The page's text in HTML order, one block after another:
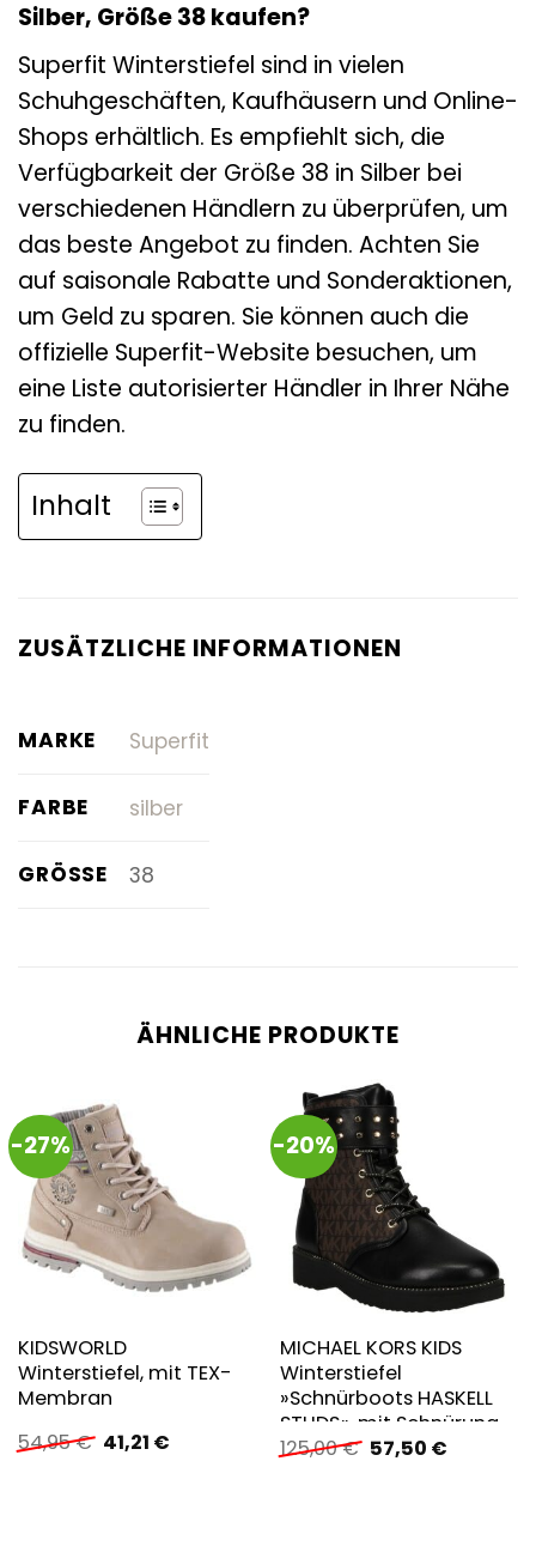
Silber, Größe 38 kaufen?
Superfit Winterstiefel sind in vielen
Schuhgeschäften, Kaufhäusern und Online-
Shops erhältlich. Es empfiehlt sich, die
Verfügbarkeit der Größe 38 in Silber bei
verschiedenen Händlern zu überprüfen, um
das beste Angebot zu finden. Achten Sie
auf saisonale Rabatte und Sonderaktionen,
um Geld zu sparen. Sie können auch die
offizielle Superfit-Website besuchen, um
eine Liste autorisierter Händler in Ihrer Nähe
zu finden.
Inhalt
ZUSÄTZLICHE INFORMATIONEN
MARKE Superfit
FARBE silber
GRÖSSE 38
ÄHNLICHE PRODUKTE
-27%
KIDSWORLD
Winterstiefel, mit TEX-
Membran
54,95€ Ursprünglicher
Preis
41,21 €Aktueller
-20%
MICHAEL KORS KIDS
Winterstiefel
»Schnürboots HASKELL
STUDS«, mit Schnürung
und Reißverschluss
125,00€ Ursprünglicher
Preis
57,50 €Aktueller